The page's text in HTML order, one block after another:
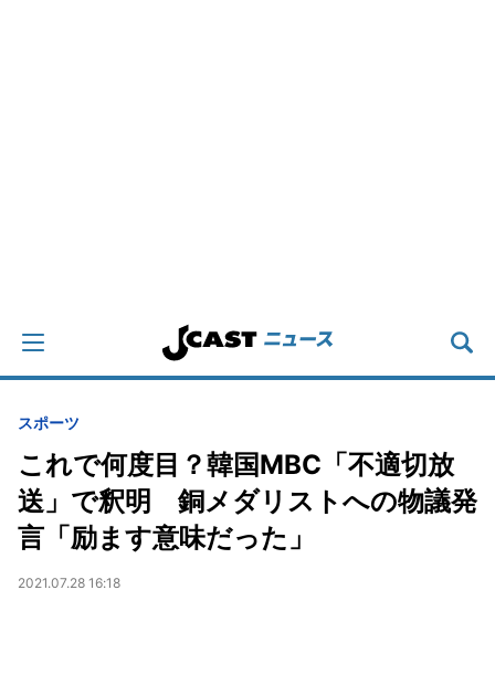
スポーツ
これで何度目？韓国MBC「不適切放
送」で釈明 銅メダリストへの物議発
言「励ます意味だった」
2021.07.28 16:18